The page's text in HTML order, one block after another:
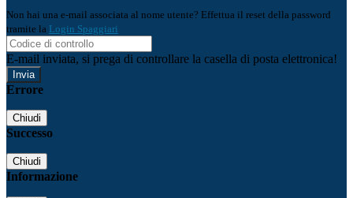
Non hai una e-mail associata al nome utente? Effettua il reset della password
tramite la Login Spaggiari
E-mail inviata, si prega di controllare la casella di posta elettronica!
Errore
Chiudi
Successo
Chiudi
Informazione